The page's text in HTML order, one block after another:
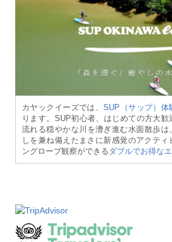
カヤックイーズでは、SUP（サップ）体
ります。SUP初心者、はじめての方大
流れる穏やかな川を漕ぎ進む水面散歩
しを兼ね備えたまさに新感覚のアクティ
ングローブ観察ができるダブルでお得な